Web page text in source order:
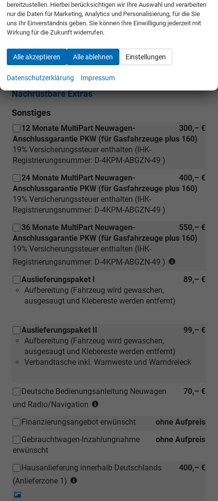
Eingebaute Extras
Außen
1D4
Anhängevorrichtung mechanisch
schwenkbar
Nachrüstbare Extras
Sonstiges
300,– €
12 Monate MultiPart Neuwagen-
Anschlussgarantie PKW (für Gasfahrzeuge plus 160)
19% Versicherungssteuer enthalten (IHK-
Registrierungsnummer: D-4KPM-ABGZN-49 )
400,– €
24 Monate MultiPart Neuwagen-
Anschlussgarantie PKW (für Gasfahrzeuge plus 160)
19% Versicherungssteuer enthalten (IHK-
Registrierungsnummer: D-4KPM-ABGZN-49 )
550,– €
36 Monate MultiPart Neuwagen-
Anschlussgarantie PKW (für Gasfahrzeuge plus 160)
19% Versicherungssteuer enthalten (IHK-
Registrierungsnummer: D-4KPM-ABGZN-49 )
Neuwagen)
89,– €
Auslieferungspaket I
Aufbereitung (Fahrzeug wird gewaschen,
ausgesaugt und Klebereste werden entfernt)
99,– €
Auslieferungspaket II
Aufbereitung (Fahrzeug wird gewaschen,
ausgesaugt und Klebereste werden entfernt)
Verbandtasche inkl. Warnweste und Warndreieck
70,– €
Deutsche Bedienungsanleitung Neuwagen
und Radio/Navigation
auch
bei
einem
Händler
ohne Aufpreis
Finanzierungsangebot erwünscht
ohne Aufpreis
Gebrauchtwagen-Inzahlungnahme
erwünscht
400,– €
Hausanlieferung innerhalb Deutschlands
(Anlieferzone 1)
bereitzustellen. Hierbei berücksichtigen wir Ihre Auswahl und verarbeiten
nur die Daten für Marketing, Analytics und Personalisierung, für die Sie
uns Ihr Einverständnis geben. Sie können Ihre Einwilligung jederzeit mit
Wirkung für die Zukunft widerrufen.
Alle akzeptieren Alle ablehnen Einstellungen
Datenschutzerklärung Impressum